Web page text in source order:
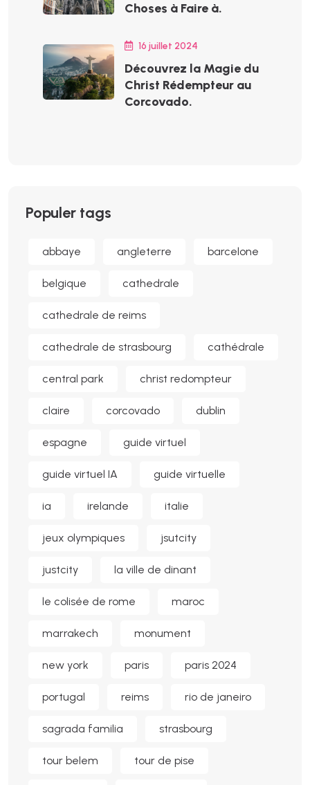
Choses à Faire à.
16 juillet 2024
Découvrez la Magie du
Christ Rédempteur au
Corcovado.
Populer tags
abbaye angleterre barcelone
belgique cathedrale
cathedrale de reims
cathedrale de strasbourg cathédrale
central park christ redompteur
claire corcovado dublin
espagne guide virtuel
guide virtuel IA guide virtuelle
ia irelande italie
jeux olympiques jsutcity
justcity la ville de dinant
le colisée de rome maroc
marrakech monument
new york paris paris 2024
portugal reims rio de janeiro
sagrada familia strasbourg
tour belem tour de pise